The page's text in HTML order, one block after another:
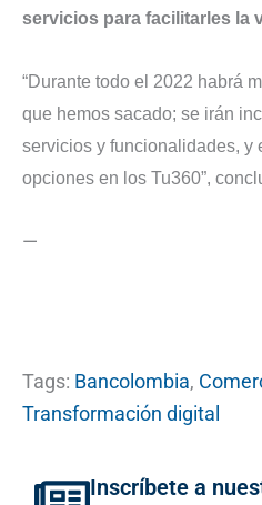
servicios para facilitarles la
“Durante todo el 2022 habrá
que hemos sacado; se irán
servicios y funcionalidades, y
opciones en los Tu360”,
—
Tags: Bancolombia,
Transformación digital
Inscríbete a